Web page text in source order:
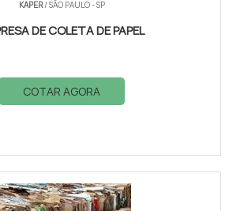
KAPER/ SÃO PAULO - SP
DE COLETA DE PAPEL
COTAR AGORA